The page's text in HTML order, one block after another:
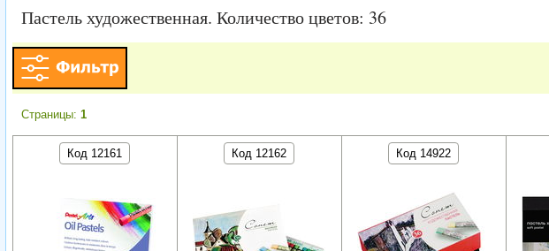
Пастель художественная. Количество цветов: 36
Страницы: 1
Код 12161 Код 12162 Код 14922